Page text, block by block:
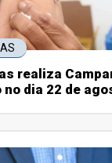
realiza
dia 22 de